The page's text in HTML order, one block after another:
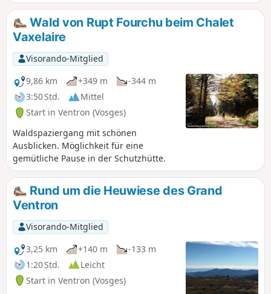
Wald von Rupt Fourchu beim Chalet
Vaxelaire
Visorando-Mitglied
9,86 km
+349 m
-344 m
3:50 Std.
Mittel
Start in Ventron (Vosges)
Waldspaziergang mit schönen
Ausblicken. Möglichkeit für eine
gemütliche Pause in der Schutzhütte.
Rund um die Heuwiese des Grand
Ventron
Visorando-Mitglied
3,25 km
+140 m
-133 m
1:20 Std.
Leicht
Start in Ventron (Vosges)